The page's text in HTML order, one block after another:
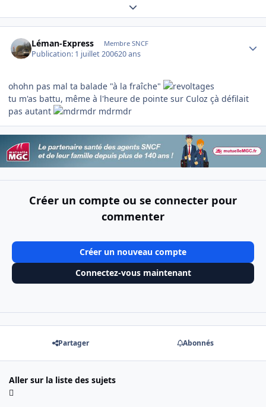
Expand topic overview
Léman-Express Membre SNCF
Publication: 1 juillet 200620 ans
ohohn pas mal ta balade "à la fraîche"
tu m'as battu, même à l'heure de pointe sur Culoz çà défilait
pas autant
mdrmdr
Créer un compte ou se connecter pour
commenter
Créer un nouveau compte
Connectez-vous maintenant
Partager Abonnés
Aller sur la liste des sujets